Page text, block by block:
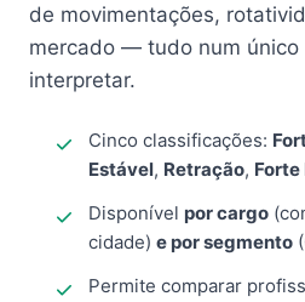
de movimentações,
mercado — tudo num único
interpretar.
Cinco classificações:
Estável, Retração,
Disponível por cargo
cidade) e por segmento
Permite comparar